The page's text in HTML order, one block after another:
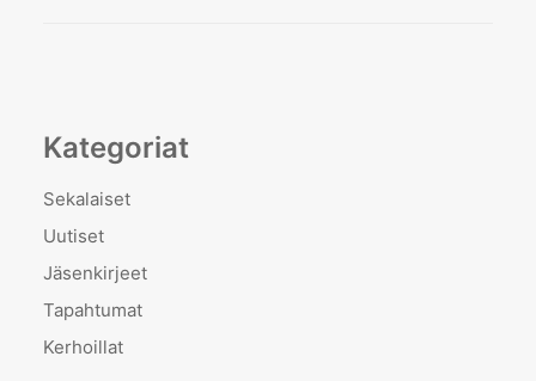
Kategoriat
Sekalaiset
Uutiset
Jäsenkirjeet
Tapahtumat
Kerhoillat